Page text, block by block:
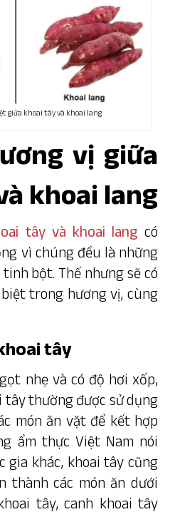
giữa khoai tây và khoai lang
vị giữa
khoai lang
tây và khoai lang có
vì chúng đều là những
bột. Thế nhưng sẽ có
trong hương vị, cùng
tây
nhẹ và có độ hơi xốp,
tâythường được sử dụng
món ăn vặt để kết hợp
ẩm thực Việt Nam nói
gia khác, khoai tây cũng
thành các món ăn dưới
tây, canh khoai tây